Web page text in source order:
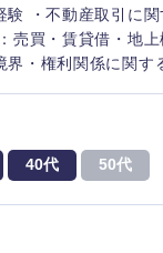
験 ・不動産取引に
売買・賃貸借・地
・権利関係に関す
40代 50代